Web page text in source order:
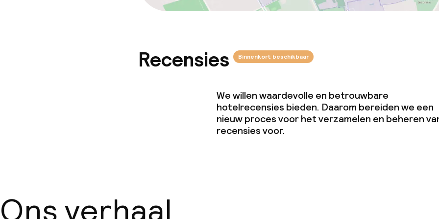
Recensies Binnenkort beschikbaar
We willen waardevolle en betrouwbare
hotelrecensies bieden. Daarom bereiden we een
nieuw proces voor het verzamelen en beheren
recensies voor.
Ons verhaal